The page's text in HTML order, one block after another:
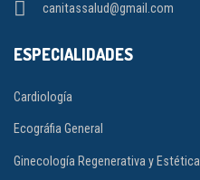
canitassalud@gmail.com
ESPECIALIDADES
Cardiología
Ecográfia General
Ginecología Regenerativa y Estética